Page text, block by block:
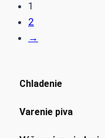
1
2
→
Chladenie
Varenie piva